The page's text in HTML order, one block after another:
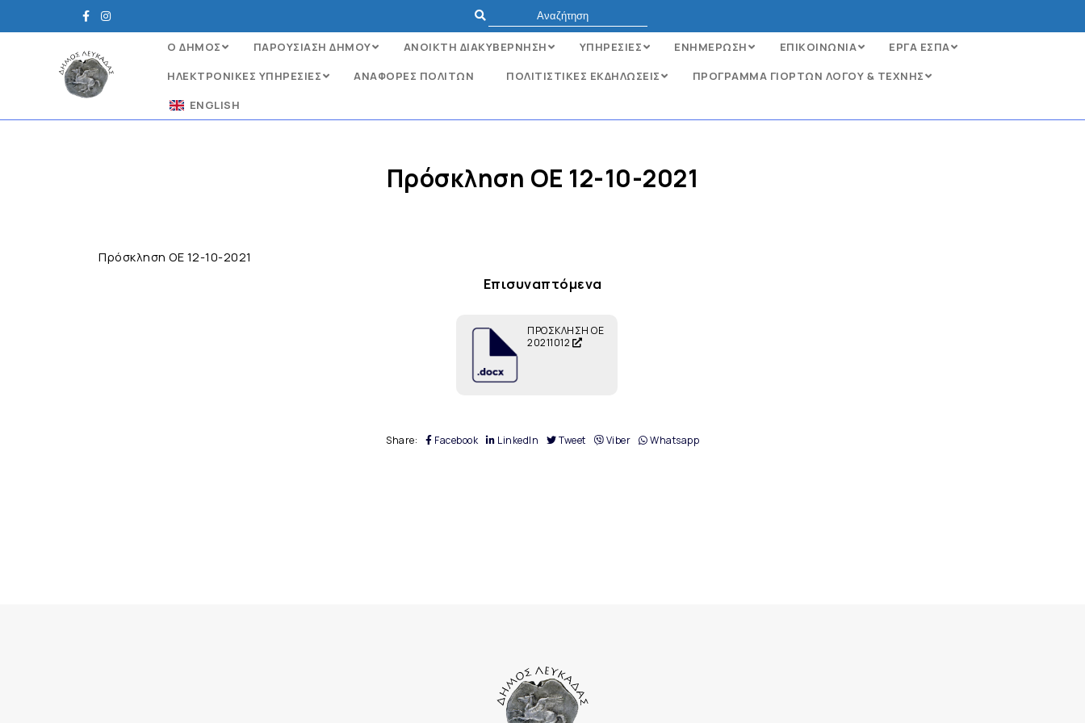
Ο ΔΗΜΟΣ ΠΑΡΟΥΣΙΑΣΗ ΔΗΜΟΥ ΑΝΟΙΚΤΗ ΔΙΑΚΥΒΕΡΝΗΣΗ ΥΠΗΡΕΣΙΕΣ ΕΝΗΜΕΡΩΣΗ ΕΠΙΚΟΙΝΩΝΙΑ
ΕΡΓΑ ΕΣΠΑ
ΗΛΕΚΤΡΟΝΙΚΈΣ ΥΠΗΡΕΣΊΕΣ
ΑΝΑΦΟΡΈΣ ΠΟΛΙΤΏΝ ΠΟΛΙΤΙΣΤΙΚΕΣ ΕΚΔΗΛΩΣΕΙΣ
ΠΡΟΓΡΑΜΜΑ ΓΙΟΡΤΩΝ ΛΟΓΟΥ & ΤΕΧΝΗΣ
ENGLISH
Πρόσκληση ΟΕ 12-10-2021
Πρόσκληση ΟΕ 12-10-2021
Επισυναπτόμενα
ΠΡΟΣΚΛΗΣΗ ΟΕ
20211012
Share: Facebook LinkedIn Tweet Viber Whatsapp